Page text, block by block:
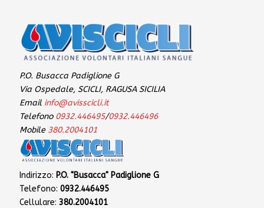
P.O. Busacca Padiglione G
Via Ospedale, SCICLI, RAGUSA SICILIA
Email info@avisscicli.it
Telefono 0932.446495/0932.446496
Mobile 380.2004101
Indirizzo: P.O. "Busacca" Padiglione G
Telefono: 0932.446495
Cellulare: 380.2004101